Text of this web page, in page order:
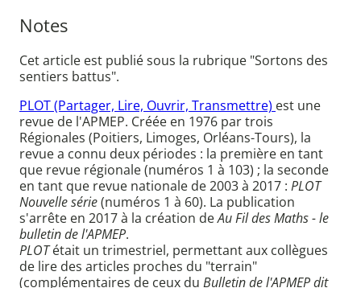
Notes
Cet article est publié sous la rubrique "Sortons des
sentiers battus".
PLOT (Partager, Lire, Ouvrir, Transmettre) est une
revue de l'APMEP. Créée en 1976 par trois
Régionales (Poitiers, Limoges, Orléans-Tours), la
revue a connu deux périodes : la première en tant
que revue régionale (numéros 1 à 103) ; la seconde
en tant que revue nationale de 2003 à 2017 : PLOT
Nouvelle série(numéros 1 à 60). La publication
s'arrête en 2017 à la création deAu Fil des Maths - le
bulletin de l'APMEP.
PLOTétait un trimestriel, permettant aux collègues
de lire des articles proches du "terrain"
(complémentaires de ceux du Bulletin de l'APMEP dit